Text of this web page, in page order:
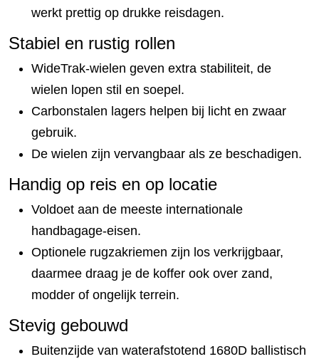
werkt prettig op drukke reisdagen.
Stabiel en rustig rollen
WideTrak-wielen geven extra stabiliteit, de
wielen lopen stil en soepel.
Carbonstalen lagers helpen bij licht en zwaar
gebruik.
De wielen zijn vervangbaar als ze beschadigen.
Handig op reis en op locatie
Voldoet aan de meeste internationale
handbagage-eisen.
Optionele rugzakriemen zijn los verkrijgbaar,
daarmee draag je de koffer ook over zand,
modder of ongelijk terrein.
Stevig gebouwd
Buitenzijde van waterafstotend 1680D ballistisch